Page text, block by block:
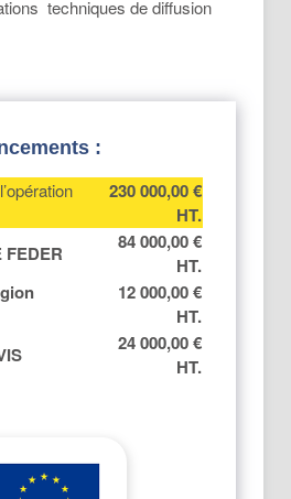
techniques de diffusion
:
230 000,00 €
HT.
FEDER
84 000,00 €
HT.
12 000,00 €
HT.
24 000,00 €
HT.